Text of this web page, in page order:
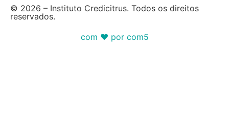
© 2026 – Instituto Credicitrus. Todos os direitos
reservados.
com ❤ por com5​​